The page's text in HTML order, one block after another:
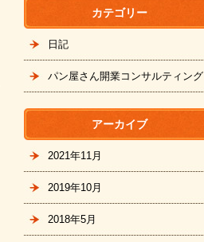
カテゴリー
日記
パン屋さん開業コンサルティング
アーカイブ
2021年11月
2019年10月
2018年5月